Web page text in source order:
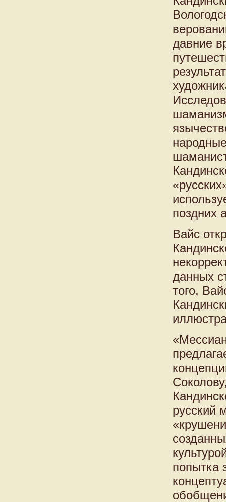
давние
поздних
Вайс
данных
того,
русский
попытка